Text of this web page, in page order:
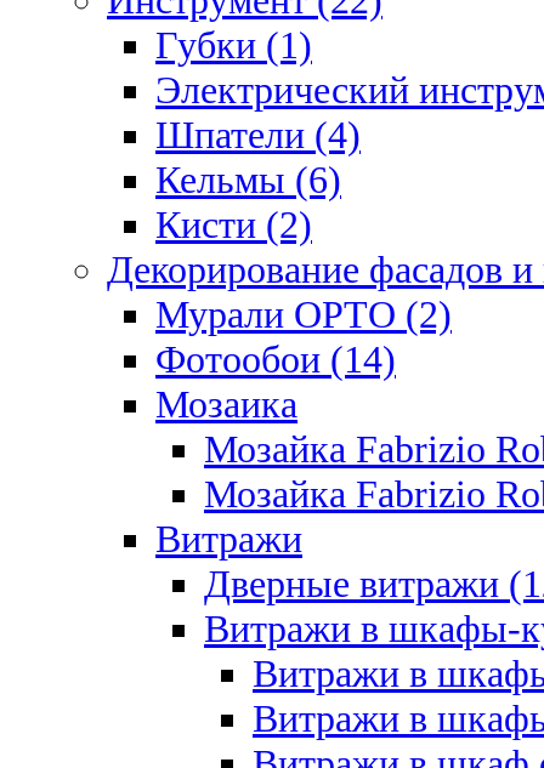
Губки (1)
Электрический
Шпатели (4)
Кельмы (6)
Кисти (2)
Декорирование фасадов и
Мурали ОРТО (2)
Фотообои (14)
Мозаика
Мозайка Fabrizio
Мозайка Fabrizio
Витражи
Дверные витражи
Витражи в шкафы-
Витражи в
Витражи в